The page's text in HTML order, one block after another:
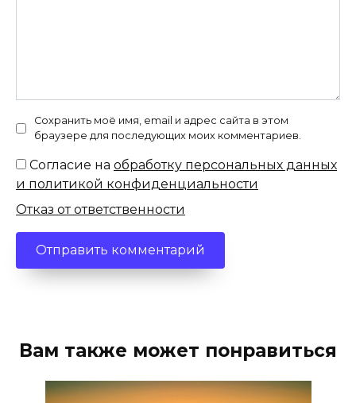
Сохранить моё имя, email и адрес сайта в этом
браузере для последующих моих комментариев.
Согласие на обработку персональных данных
и политикой конфиденциальности
Отказ от ответственности
Вам также может понравиться